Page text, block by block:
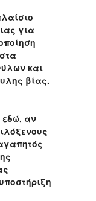
για
και
βίας.
εδώ, αν